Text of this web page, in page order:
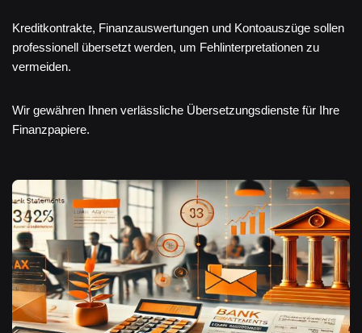
Kreditkontrakte, Finanzauswertungen und Kontoauszüge sollen
professionell übersetzt werden, um Fehlinterpretationen zu
vermeiden.
Wir gewähren Ihnen verlässliche Übersetzungsdienste für Ihre
Finanzpapiere.